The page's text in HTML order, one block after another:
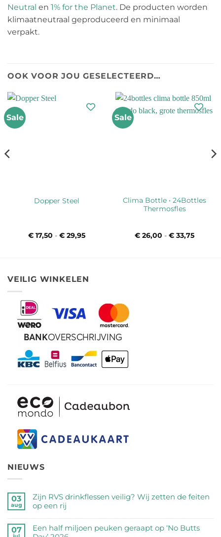
Neutral en 1% for the Planet. De producten worden
klimaatneutraal geproduceerd en minimaal
verpakt.
OOK VOOR JOU GESELECTEERD…
Sale
Dopper Steel
€17,50 - €29,95Prijsklasse:
Sale
Clima Bottle • 24Bottles
Thermosfles
€ 26,00 - € 33,75
VEILIG WINKELEN
NIEUWS
03
aug
Zijn RVS drinkflessen veilig? Wij zetten de feiten
op een rij
reacties
07
Een half miljoen peuken geraapt op ‘No Butts